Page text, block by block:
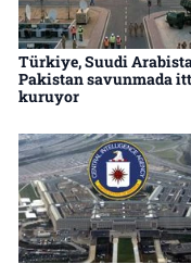
Türkiye, Suudi
Pakistan savunmada
kuruyor